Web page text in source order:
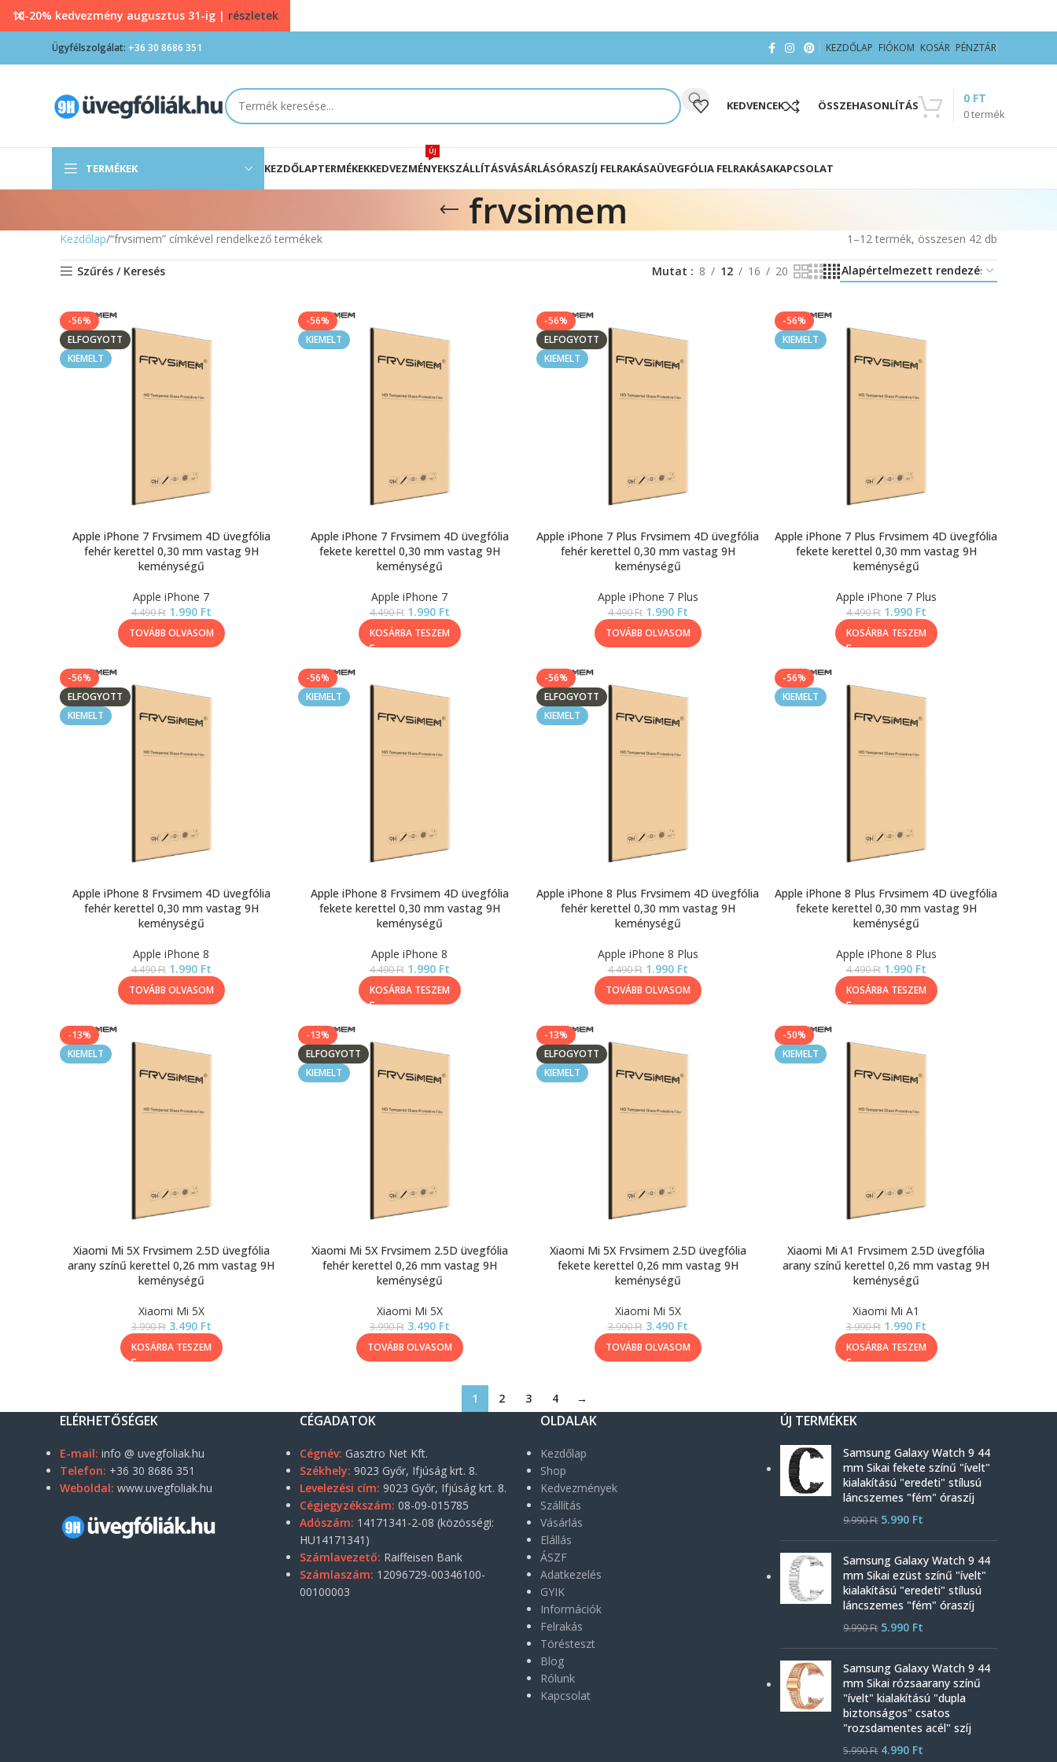
Ügyfélszolgálat: +36 30 8686 351 KEZDŐLAP FIÓKOM KOSÁR PÉNZTÁR
KEDVENCEK ÖSSZEHASONLÍTÁS
0termék
0 FT
TERMÉKEK KEZDŐLAPTERMÉKEKKEDVEZMÉNYEK
ÚJ
SZÁLLÍTÁSVÁSÁRLÁSÓRASZÍJ FELRAKÁSAÜVEGFÓLIA FELRAKÁSAKAPCSOLAT
frvsimem
Kezdőlap “frvsimem” címkével rendelkező termékek 1–12 termék, összesen 42 db
Szűrés / Keresés Mutat 8 12 16 20
-56%
ELFOGYOTT
KIEMELT
Apple iPhone 7 Frvsimem 4D üvegfólia
fehér kerettel 0,30 mm vastag 9H
keménységű
Apple iPhone 7
4.490Ft 1.990 Ft
TOVÁBB OLVASOM
-56%
KIEMELT
Apple iPhone 7 Frvsimem 4D üvegfólia
fekete kerettel 0,30 mm vastag 9H
keménységű
Apple iPhone 7
4.490Ft 1.990 Ft
KOSÁRBA TESZEM
-56%
ELFOGYOTT
KIEMELT
Apple iPhone 7 Plus Frvsimem 4D üvegfólia
fehér kerettel 0,30 mm vastag 9H
keménységű
Apple iPhone 7 Plus
4.490Ft 1.990 Ft
TOVÁBB OLVASOM
-56%
KIEMELT
Apple iPhone 7 Plus Frvsimem 4D üvegfólia
fekete kerettel 0,30 mm vastag 9H
keménységű
Apple iPhone 7 Plus
4.490Ft 1.990 Ft
KOSÁRBA TESZEM
-56%
ELFOGYOTT
KIEMELT
Apple iPhone 8 Frvsimem 4D üvegfólia
fehér kerettel 0,30 mm vastag 9H
keménységű
Apple iPhone 8
4.490Ft 1.990 Ft
TOVÁBB OLVASOM
-56%
KIEMELT
Apple iPhone 8 Frvsimem 4D üvegfólia
fekete kerettel 0,30 mm vastag 9H
keménységű
Apple iPhone 8
4.490Ft 1.990 Ft
KOSÁRBA TESZEM
-56%
ELFOGYOTT
KIEMELT
Apple iPhone 8 Plus Frvsimem 4D üvegfólia
fehér kerettel 0,30 mm vastag 9H
keménységű
Apple iPhone 8 Plus
4.490Ft 1.990 Ft
TOVÁBB OLVASOM
-56%
KIEMELT
Apple iPhone 8 Plus Frvsimem 4D üvegfólia
fekete kerettel 0,30 mm vastag 9H
keménységű
Apple iPhone 8 Plus
4.490Ft 1.990 Ft
KOSÁRBA TESZEM
-13%
KIEMELT
Xiaomi Mi 5X Frvsimem 2.5D üvegfólia
arany színű kerettel 0,26 mm vastag 9H
keménységű
Xiaomi Mi 5X
3.990Ft 3.490 Ft
KOSÁRBA TESZEM
-13%
ELFOGYOTT
KIEMELT
Xiaomi Mi 5X Frvsimem 2.5D üvegfólia
fehér kerettel 0,26 mm vastag 9H
keménységű
Xiaomi Mi 5X
3.990Ft 3.490 Ft
TOVÁBB OLVASOM
-13%
ELFOGYOTT
KIEMELT
Xiaomi Mi 5X Frvsimem 2.5D üvegfólia
fekete kerettel 0,26 mm vastag 9H
keménységű
Xiaomi Mi 5X
3.990Ft 3.490 Ft
TOVÁBB OLVASOM
-50%
KIEMELT
Xiaomi Mi A1 Frvsimem 2.5D üvegfólia
arany színű kerettel 0,26 mm vastag 9H
keménységű
Xiaomi Mi A1
3.990Ft 1.990 Ft
KOSÁRBA TESZEM
1 2 3 4 →
ELÉRHETŐSÉGEK
E-mail: info @ uvegfoliak.hu
Telefon: +36 30 8686 351
Weboldal: www.uvegfoliak.hu
CÉGADATOK
Cégnév: Gasztro Net Kft.
Székhely: 9023 Győr, Ifjúság krt. 8.
Levelezési cím: 9023 Győr, Ifjúság krt. 8.
Cégjegyzékszám: 08-09-015785
Adószám: 14171341-2-08 (közösségi:
HU14171341)
Számlavezető: Raiffeisen Bank
Számlaszám: 12096729-00346100-
00100003
OLDALAK
Kezdőlap
Shop
Kedvezmények
Szállítás
Vásárlás
Elállás
ÁSZF
Adatkezelés
GYIK
Információk
Felrakás
Törésteszt
Blog
Rólunk
Kapcsolat
ÚJ TERMÉKEK
Samsung Galaxy Watch 9 44
mm Sikai fekete színű "ívelt"
kialakítású "eredeti" stílusú
láncszemes "fém" óraszíj
9.990Ft 5.990 Ft
Samsung Galaxy Watch 9 44
mm Sikai ezüst színű "ívelt"
kialakítású "eredeti" stílusú
láncszemes "fém" óraszíj
9.990Ft 5.990 Ft
Samsung Galaxy Watch 9 44
mm Sikai rózsaarany színű
"ívelt" kialakítású "dupla
biztonságos" csatos
"rozsdamentes acél" szíj
5.990Ft 4.990 Ft
10-20% kedvezmény augusztus 31-ig | részletek